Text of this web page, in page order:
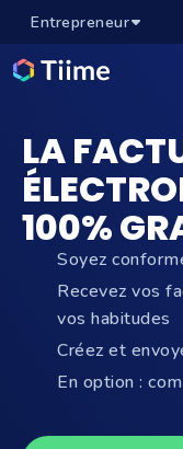
Entrepreneur
LA
100%
Soyez
Recevez vos
vos habitudes
Créez et
En option :